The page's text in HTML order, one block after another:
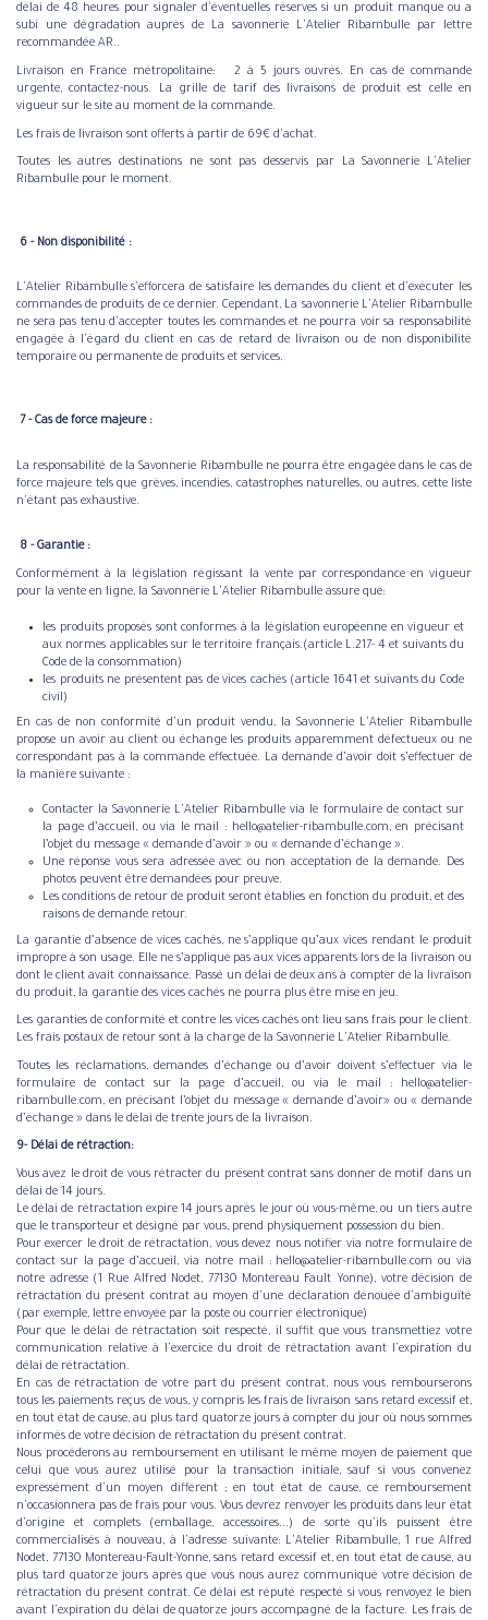
délai de 48 heures pour signaler d'éventuelles réserves si un produit manque ou a
subi une dégradation auprès de La savonnerie L'Atelier Ribambulle par lettre
recommandée AR..
Livraison en France métropolitaine: 2 à 5 jours ouvrés. En cas de commande
urgente, contactez-nous. La grille de tarif des livraisons de produit est celle en
vigueur sur le site au moment de la commande.
Les frais de livraison sont offerts à partir de 69€ d'achat.
Toutes les autres destinations ne sont pas desservis par La Savonnerie L'Atelier
Ribambulle pour le moment.
​ ​6 - Non disponibilité :
L'Atelier Ribambulle s'efforcera de satisfaire les demandes du client et d'exécuter les
commandes de produits de ce dernier. Cependant, La savonnerie L'Atelier Ribambulle
ne sera pas tenu d'accepter toutes les commandes et ne pourra voir sa responsabilité
engagée à l'égard du client en cas de retard de livraison ou de non disponibilité
temporaire ou permanente de produits et services.
​ ​7 - Cas de force majeure :
​La responsabilité de la Savonnerie Ribambulle ne pourra être engagée dans le cas de
force majeure tels que grèves, incendies, catastrophes naturelles, ou autres, cette liste
n'étant pas exhaustive.
​ ​8 - Garantie :
Conformément à la législation régissant la vente par correspondance en vigueur
pour la vente en ligne, la Savonnerie L'Atelier Ribambulle assure que:
les produits proposés sont conformes à la législation européenne en vigueur et
aux normes applicables sur le territoire français.(article L.217- 4 et suivants du
Code de la consommation)
les produits ne présentent pas de vices cachés (article 1641 et suivants du Code
civil)
En cas de non conformité d'un produit vendu, la Savonnerie L'Atelier Ribambulle
propose un avoir au client ou échange les produits apparemment défectueux ou ne
correspondant pas à la commande effectuée. La demande d’avoir doit s’effectuer de
la manière suivante :
Contacter la Savonnerie L'Atelier Ribambulle via le formulaire de contact sur
la page d’accueil, ou via le mail : hello@atelier-ribambulle.com, en précisant
l’objet du message « demande d’avoir » ou « demande d’échange ».
Une réponse vous sera adressée avec ou non acceptation de la demande. Des
photos peuvent être demandées pour preuve.
Les conditions de retour de produit seront établies en fonction du produit, et des
raisons de demande retour.
La garantie d’absence de vices cachés, ne s’applique qu’aux vices rendant le produit
impropre à son usage. Elle ne s’applique pas aux vices apparents lors de la livraison ou
dont le client avait connaissance. Passé un délai de deux ans à compter de la livraison
du produit, la garantie des vices cachés ne pourra plus être mise en jeu.
Les garanties de conformité et contre les vices cachés ont lieu sans frais pour le client.
Les frais postaux de retour sont à la charge de la Savonnerie L'Atelier Ribambulle.
Toutes les réclamations, demandes d’échange ou d’avoir doivent s’effectuer via le
formulaire de contact sur la page d’accueil, ou via le mail : hello@atelier-
ribambulle.com, en précisant l’objet du message « demande d’avoir» ou « demande
d’échange » dans le délai de trente jours de la livraison.
9- Délai de rétraction:
Vous avez le droit de vous rétracter du présent contrat sans donner de motif dans un
délai de 14 jours.
Le délai de rétractation expire 14 jours après le jour où vous-même, ou un tiers autre
que le transporteur et désigné par vous, prend physiquement possession du bien.
Pour exercer le droit de rétractation, vous devez nous notifier via notre formulaire de
contact sur la page d’accueil, via notre mail : hello@atelier-ribambulle.com ou via
notre adresse (1 Rue Alfred Nodet, 77130 Montereau Fault Yonne), votre décision de
rétractation du présent contrat au moyen d'une déclaration dénouée d'ambiguïté
(par exemple, lettre envoyée par la poste ou courrier électronique)
Pour que le délai de rétractation soit respecté, il suffit que vous transmettiez votre
communication relative à l'exercice du droit de rétractation avant l'expiration du
délai de rétractation.
En cas de rétractation de votre part du présent contrat, nous vous rembourserons
tous les paiements reçus de vous, y compris les frais de livraison sans retard excessif et,
en tout état de cause, au plus tard quatorze jours à compter du jour où nous sommes
informés de votre décision de rétractation du présent contrat.
Nous procéderons au remboursement en utilisant le même moyen de paiement que
celui que vous aurez utilisé pour la transaction initiale, sauf si vous convenez
expressément d'un moyen différent ; en tout état de cause, ce remboursement
n'occasionnera pas de frais pour vous. Vous devrez renvoyer les produits dans leur état
d'origine et complets (emballage, accessoires...) de sorte qu'ils puissent être
commercialisés à nouveau, à l'adresse suivante: L'Atelier Ribambulle, 1 rue Alfred
Nodet, 77130 Montereau-Fault-Yonne, sans retard excessif et, en tout état de cause, au
plus tard quatorze jours après que vous nous aurez communiqué votre décision de
rétractation du présent contrat. Ce délai est réputé respecté si vous renvoyez le bien
avant l'expiration du délai de quatorze jours accompagné de la facture. Les frais de